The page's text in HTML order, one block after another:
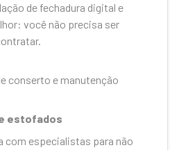
de fechadura digital e
você não precisa ser
conserto e manutenção
estofados
com especialistas para não